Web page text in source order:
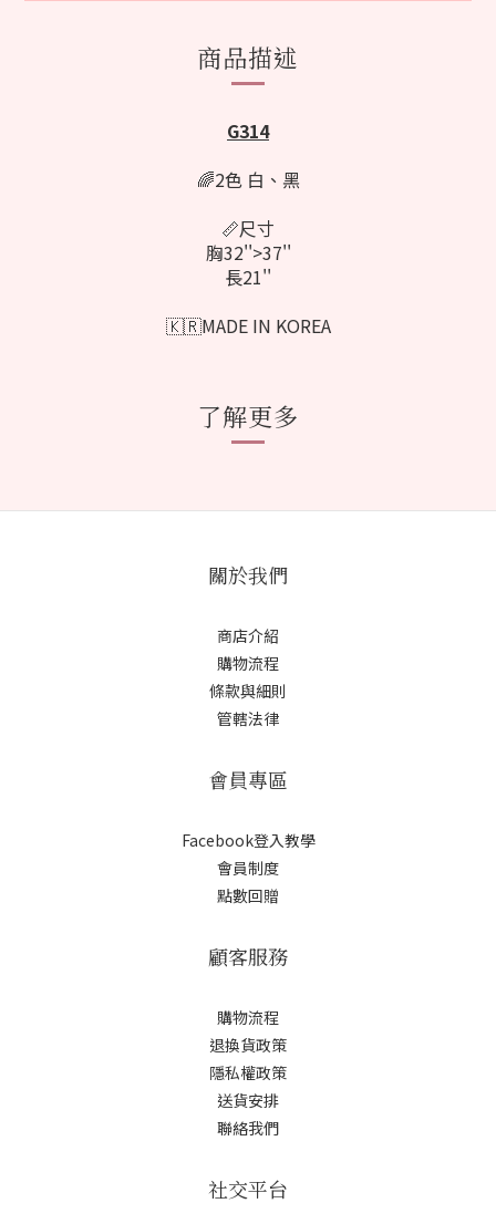
商品描述
G314
🌈2色 白、黑
📏尺寸
胸32''>37''
長21''
🇰🇷MADE IN KOREA
了解更多
關於我們
商店介紹
購物流程
條款與細則
管轄法律
會員專區
Facebook登入教學
會員制度
點數回贈
顧客服務
購物流程
退換貨政策
隱私權政策
送貨安排
聯絡我們
社交平台